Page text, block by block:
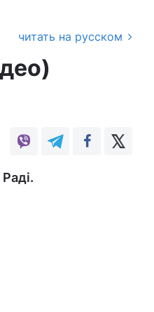
читать на русском